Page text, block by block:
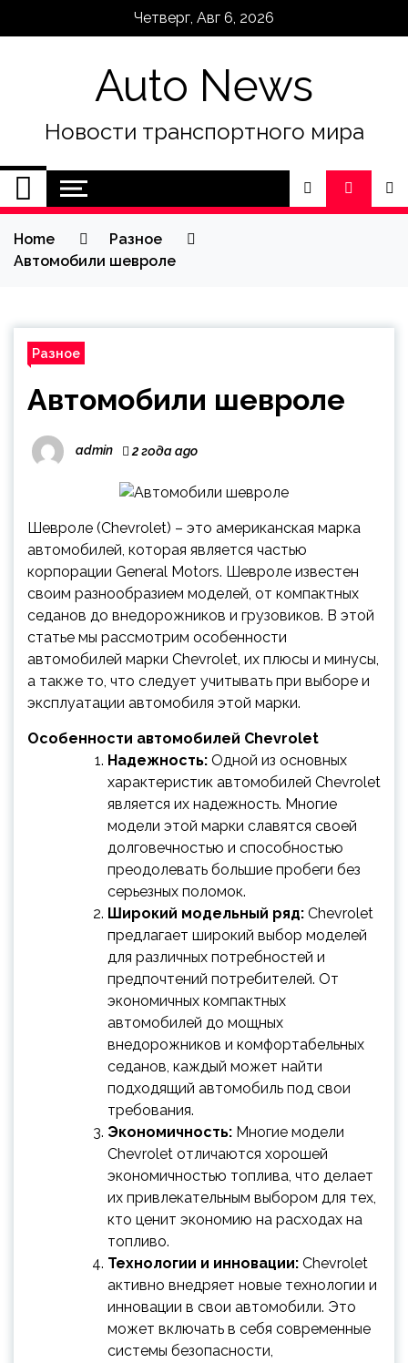
Четверг, Авг 6, 2026
Auto News
Новости транспортного мира
Home
Разное
Автомобили шевроле
Разное
Автомобили шевроле
admin 2 года ago
Шевроле (Chevrolet) – это американская марка
автомобилей, которая является частью
корпорации General Motors. Шевроле известен
своим разнообразием моделей, от компактных
седанов до внедорожников и грузовиков. В этой
статье мы рассмотрим особенности
автомобилей марки Chevrolet, их плюсы и минусы,
а также то, что следует учитывать при выборе и
эксплуатации автомобиля этой марки.
Особенности автомобилей Chevrolet
Надежность: Одной из основных
характеристик автомобилей Chevrolet
является их надежность. Многие
модели этой марки славятся своей
долговечностью и способностью
преодолевать большие пробеги без
серьезных поломок.
Широкий модельный ряд: Chevrolet
предлагает широкий выбор моделей
для различных потребностей и
предпочтений потребителей. От
экономичных компактных
автомобилей до мощных
внедорожников и комфортабельных
седанов, каждый может найти
подходящий автомобиль под свои
требования.
Экономичность: Многие модели
Chevrolet отличаются хорошей
экономичностью топлива, что делает
их привлекательным выбором для тех,
кто ценит экономию на расходах на
топливо.
Технологии и инновации: Chevrolet
активно внедряет новые технологии и
инновации в свои автомобили. Это
может включать в себя современные
системы безопасности,